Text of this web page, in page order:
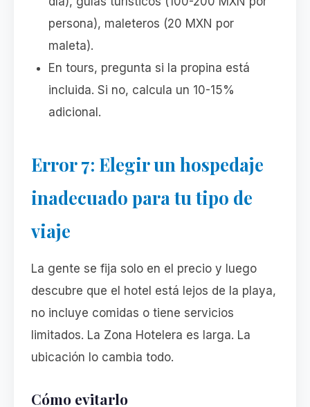
persona), maleteros (20 MXN por
maleta).
En tours, pregunta si la propina está
incluida. Si no, calcula un 10-15%
adicional.
Error 7: Elegir un hospedaje
inadecuado para tu tipo de
viaje
La gente se fija solo en el precio y luego
descubre que el hotel está lejos de la playa,
no incluye comidas o tiene servicios
limitados. La Zona Hotelera es larga. La
ubicación lo cambia todo.
Cómo evitarlo